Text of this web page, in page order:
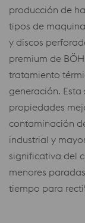
producción de
tipos de
y discos
premium de
tratamiento
generación.
propiedades
contaminación
industrial y
significativa del
menores
tiempo para